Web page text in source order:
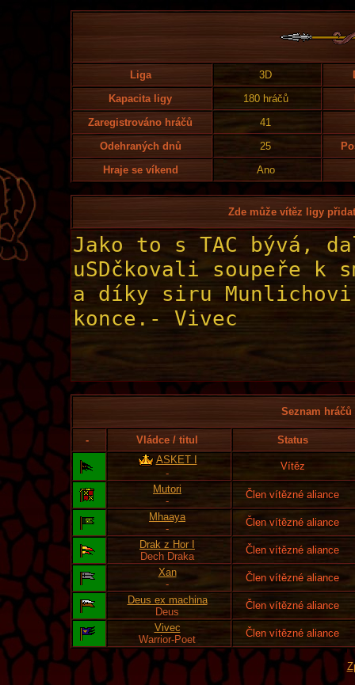
Liga 3D
Kapacita ligy
180 hráčů
Zaregistrováno hráčů
41
Odehraných dnů
25
Hraje se víkend
Ano
Zde může vítěz ligy
Seznam
- Vládce / titul
Status
ASKET I
-
Vítěz
Mutori
-
Člen vítězné aliance
Mhaaya
-
Člen vítězné aliance
Drak z Hor I
Dech Draka
Člen vítězné aliance
Xan
-
Člen vítězné aliance
Deus ex machina
Deus
Člen vítězné aliance
Vivec
Warrior-Poet
Člen vítězné aliance